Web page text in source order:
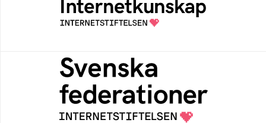
Samlad kunskap som hjälper dig att bli en
säker och medveten internetanvändare
Svenska federationer
Grunden för medlemskap i en sektors- eller
kontextspecifik federation